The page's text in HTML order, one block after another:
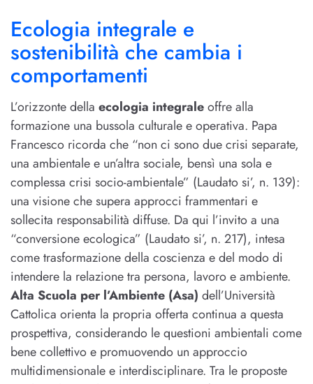
Ecologia integrale e
sostenibilità che cambia i
comportamenti
L’orizzonte della ecologia integraleoffre alla
formazione una bussola culturale e operativa. Papa
Francesco ricorda che “non ci sono due crisi separate,
una ambientale e un’altra sociale, bensì una sola e
complessa crisi socio-ambientale” (Laudato si’, n. 139):
una visione che supera approcci frammentari e
sollecita responsabilità diffuse. Da qui l’invito a una
“conversione ecologica” (Laudato si’, n. 217), intesa
come trasformazione della coscienza e del modo di
intendere la relazione tra persona, lavoro e ambiente.
Alta Scuola per l’Ambiente (Asa) dell’Università
Cattolica orienta la propria offerta continua a questa
prospettiva, considerando le questioni ambientali come
bene collettivo e promuovendo un approccio
multidimensionale e interdisciplinare. Tra le proposte